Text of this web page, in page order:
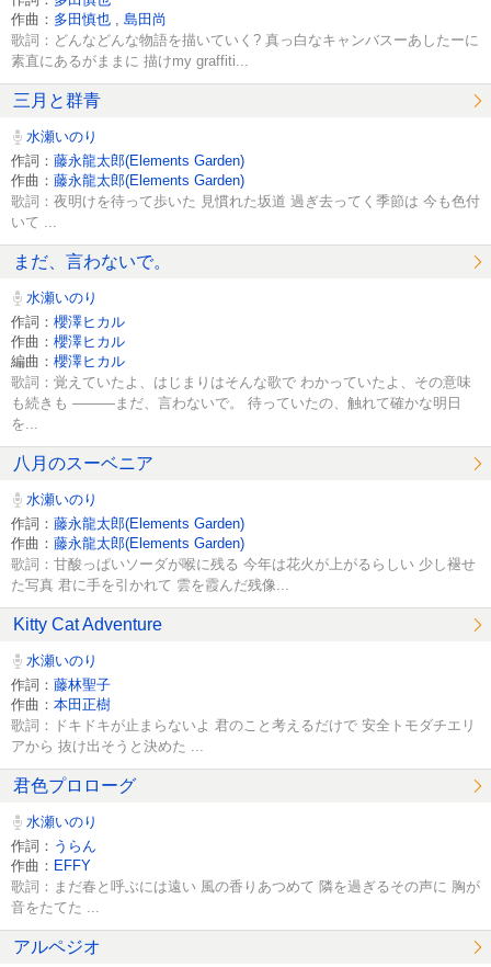
作曲： 多田慎也 島田尚
歌詞：どんなどんな物語を描いていく? 真っ白なキャンバスーあしたーに
素直にあるがままに 描けmy graffiti...
三月と群青
水瀬いのり
作詞： 藤永龍太郎(Elements Garden)
作曲： 藤永龍太郎(Elements Garden)
歌詞：夜明けを待って歩いた 見慣れた坂道 過ぎ去ってく季節は 今も色付
いて ...
まだ、言わないで。
水瀬いのり
作詞： 櫻澤ヒカル
作曲： 櫻澤ヒカル
編曲： 櫻澤ヒカル
歌詞：覚えていたよ、はじまりはそんな歌で わかっていたよ、その意味
も続きも ―――まだ、言わないで。 待っていたの、触れて確かな明日
を...
八月のスーベニア
水瀬いのり
作詞： 藤永龍太郎(Elements Garden)
作曲： 藤永龍太郎(Elements Garden)
歌詞：甘酸っぱいソーダが喉に残る 今年は花火が上がるらしい 少し褪せ
た写真 君に手を引かれて 雲を霞んだ残像...
Kitty Cat Adventure
水瀬いのり
作詞： 藤林聖子
作曲： 本田正樹
歌詞：ドキドキが止まらないよ 君のこと考えるだけで 安全トモダチエリ
アから 抜け出そうと決めた ...
君色プロローグ
水瀬いのり
作詞： うらん
作曲： EFFY
歌詞：まだ春と呼ぶには遠い 風の香りあつめて 隣を過ぎるその声に 胸が
音をたてた ...
アルペジオ